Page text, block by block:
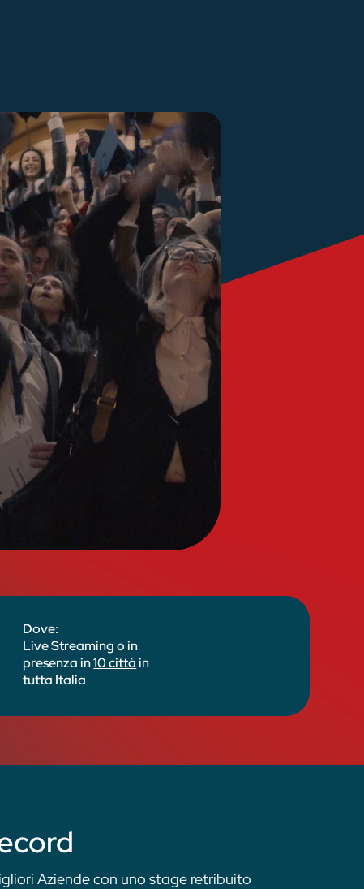
Dove:
Live Streaming o in
presenza in10 cittàin
tutta Italia
Aziende con uno stage retribuito